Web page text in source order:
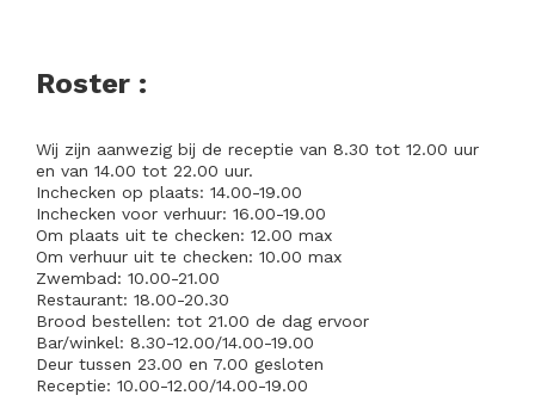
Roster :
Wij zijn aanwezig bij de receptie van 8.30 tot 12.00 uur
en van 14.00 tot 22.00 uur.
Inchecken op plaats: 14.00-19.00
Inchecken voor verhuur: 16.00-19.00
Om plaats uit te checken: 12.00 max
Om verhuur uit te checken: 10.00 max
Zwembad: 10.00-21.00
Restaurant: 18.00-20.30
Brood bestellen: tot 21.00 de dag ervoor
Bar/winkel: 8.30-12.00/14.00-19.00
Deur tussen 23.00 en 7.00 gesloten
Receptie: 10.00-12.00/14.00-19.00